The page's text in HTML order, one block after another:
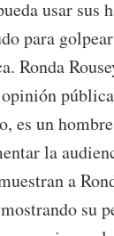
usar sus
para
Ronda
es un
la
a
su